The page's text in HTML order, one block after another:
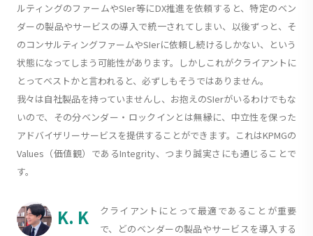
ルティングのファームやSIer等にDX推進を依頼すると、特定のベン
ダーの製品やサービスの導入で統一されてしまい、以後ずっと、そ
のコンサルティングファームやSIerに依頼し続けるしかない、という
状態になってしまう可能性があります。しかしこれがクライアントに
とってベストかと言われると、必ずしもそうではありません。
我々は自社製品を持っていませんし、お抱えのSIerがいるわけでもな
いので、その分ベンダー・ロックインとは無縁に、中立性を保った
アドバイザリーサービスを提供することができます。これはKPMGの
Values（価値観）であるIntegrity、つまり誠実さにも通じることで
す。
K. K
クライアントにとって最適であることが重要
で、どのベンダーの製品やサービスを導入する